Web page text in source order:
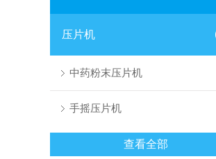
压片机
中药粉末压片机
手摇压片机
查看全部